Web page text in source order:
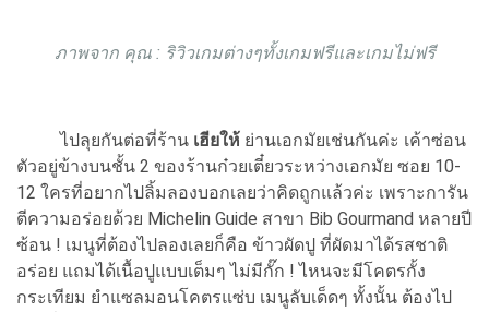
ภาพจาก คุณ : ริวิวเกมต่างๆทั้งเกมฟรีและเกมไม่ฟรี
ไปลุยกันต่อที่ร้าน เฮียให้ ย่านเอกมัยเช่นกันค่ะ เค้าซ่อน
ตัวอยู่ข้างบนชั้น 2 ของร้านก๋วยเตี๋ยวระหว่างเอกมัย ซอย 10-
12 ใครที่อยากไปลิ้มลองบอกเลยว่าคิดถูกแล้วค่ะ เพราะการัน
ตีความอร่อยด้วย Michelin Guide สาขา Bib Gourmand หลายปี
ซ้อน ! เมนูที่ต้องไปลองเลยก็คือ ข้าวผัดปู ที่ผัดมาได้รสชาติ
อร่อย แถมได้เนื้อปูแบบเต็มๆ ไม่มีกั๊ก ! ไหนจะมีโคตรกั้ง
กระเทียม ยำแซลมอนโคตรแซ่บ เมนูลับเด็ดๆ ทั้งนั้น ต้องไป